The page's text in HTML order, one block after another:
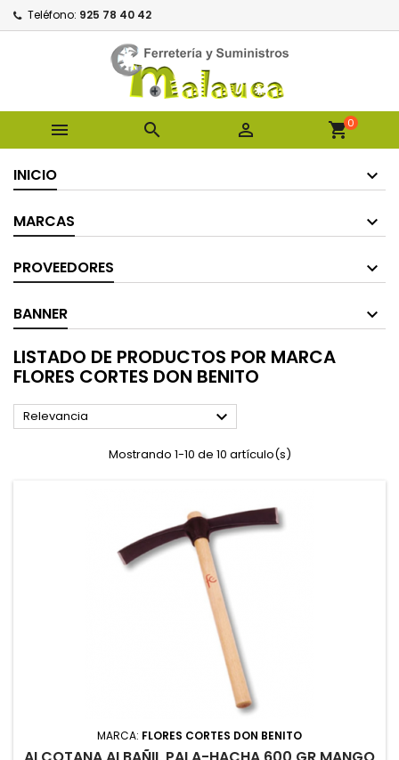
Teléfono: 925 78 40 42
   shopping_cart0
INICIO
MARCAS
PROVEEDORES
BANNER
LISTADO DE PRODUCTOS POR MARCA
FLORES CORTES DON BENITO
Relevancia 
Mostrando 1-10 de 10 artículo(s)
MARCA: FLORES CORTES DON BENITO